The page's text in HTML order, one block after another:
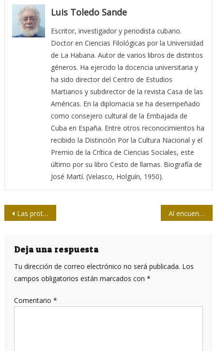
Luis Toledo Sande
Escritor, investigador y periodista cubano.
Doctor en Ciencias Filológicas por la Universidad
de La Habana. Autor de varios libros de distintos
géneros. Ha ejercido la docencia universitaria y
ha sido director del Centro de Estudios
Martianos y subdirector de la revista Casa de las
Américas. En la diplomacia se ha desempeñado
como consejero cultural de la Embajada de
Cuba en España. Entre otros reconocimientos ha
recibido la Distinción Por la Cultura Nacional y el
Premio de la Crítica de Ciencias Sociales, este
último por su libro Cesto de llamas. Biografía de
José Martí. (Velasco, Holguín, 1950).
Navegación
entradas
Las protestas por la muerte de George Floyd incrementan riesgo de “superpropagación” del coronavirus en EE.UU. Al encuentro de los médicos cubanos con una muchacha llamada Alfonsina Storni
Deja una respuesta
Tu dirección de correo electrónico no será publicada. Los
campos obligatorios están marcados con *
Comentario *